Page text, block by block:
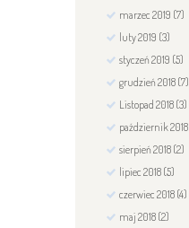
marzec2019 (7)
luty2019 (3)
styczeń2019 (5)
grudzień2018 (7)
Listopad2018 (3)
październik2018
sierpień2018 (2)
lipiec2018 (5)
czerwiec2018 (4)
maj2018 (2)